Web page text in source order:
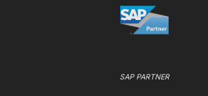
SAP PARTNER